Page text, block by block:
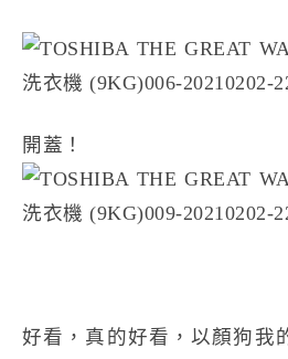
開蓋！
好看，真的好看，以顏狗我